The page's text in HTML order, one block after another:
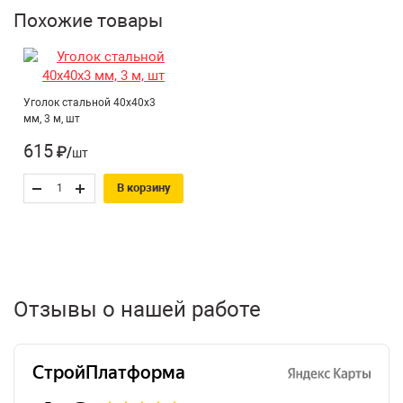
Похожие товары
Уголок стальной 40х40х3
мм, 3 м, шт
615 ₽/шт
В корзину
Отзывы о нашей работе